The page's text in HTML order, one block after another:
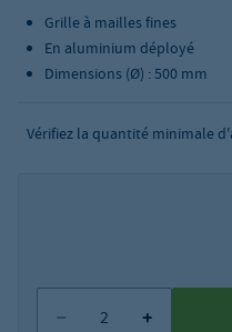
Grille à mailles fines
En aluminium déployé
Dimensions (Ø) : 500 mm
Vérifiez la quantité minimale